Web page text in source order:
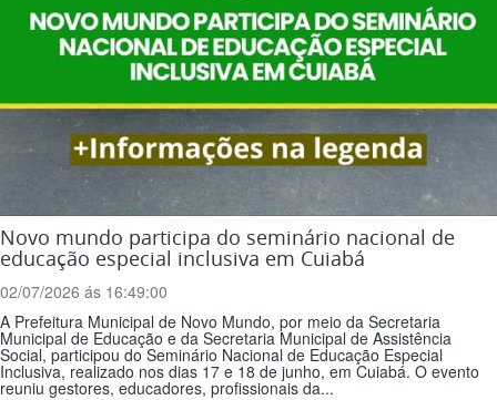
Novo mundo participa do seminário nacional de
educação especial inclusiva em Cuiabá
02/07/2026 ás 16:49:00
A Prefeitura Municipal de Novo Mundo, por meio da Secretaria
Municipal de Educação e da Secretaria Municipal de Assistência
Social, participou do Seminário Nacional de Educação Especial
Inclusiva, realizado nos dias 17 e 18 de junho, em Cuiabá. O evento
reuniu gestores, educadores, profissionais da...